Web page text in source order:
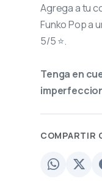
Agrega a tu
Funko Pop a
5/5 ⭐.
Tenga en
COMPARTIR